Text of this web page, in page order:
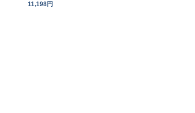
11,198円